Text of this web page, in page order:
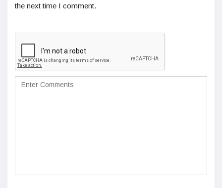
the next time I comment.